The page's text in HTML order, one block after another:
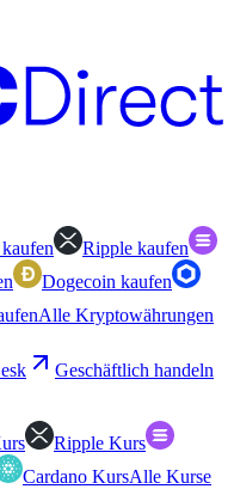
Ripple kaufen
Dogecoin kaufen
Alle Kryptowährungen
Geschäftlich handeln
Ripple Kurs
Cardano KursAlle Kurse